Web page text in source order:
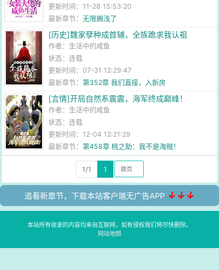
更新时间：11-28 15:53:20
最新章节：无限搁浅了
[历史]魏家孽种成首辅，全族跪求我认祖
作者： 生活中的咸鱼
状态：连载
更新时间：07-31 12:29:47
最新章节：第352章 我们直接，入新房
[言情]开局自然系震震，海军终成巅峰！
作者： 生活中的咸鱼
状态：连载
更新时间：12-04 12:21:29
最新章节：第458章 桃之助：我不是海贼！
1/1 1
追看新章节，下载本站客户端无广告APP ↓↓↓
本站所有收录的内容均来自互联网，如有侵权我们将尽快删除。
网站地图